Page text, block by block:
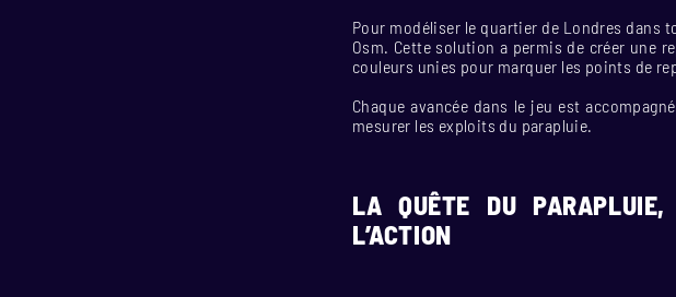
Pour modéliser le quartier de Londres dans
Osm. Cette solution a permis de créer une
couleurs unies pour marquer les points de
Chaque avancée dans le jeu est
mesurer les exploits du parapluie.
LA QUÊTE DU
L’ACTION